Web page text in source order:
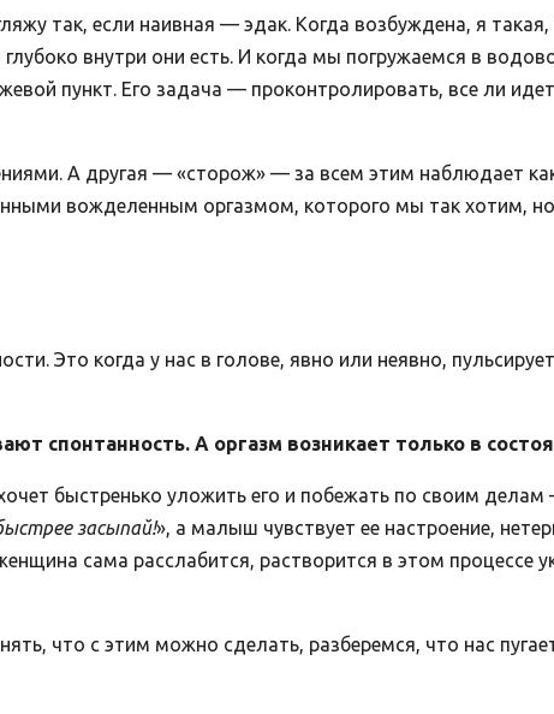
так, если наивная — эдак. Когда возбуждена, я
внутри они есть. И когда мы погружаемся в
пункт. Его задача — проконтролировать, все ли
А другая — «сторож» — за всем этим наблюдает
вожделенным оргазмом, которого мы так хотим,
Это когда у нас в голове, явно или неявно,
спонтанность. А оргазм возникает только в
быстренько уложить его и побежать по своим
засыпай!», а малыш чувствует ее настроение,
сама расслабится, растворится в этом процессе
что с этим можно сделать, разберемся, что нас